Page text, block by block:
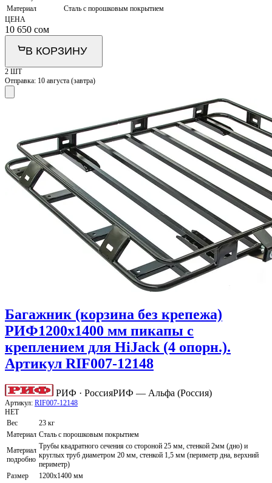
Материал
Сталь с порошковым покрытием
ЦЕНА
10 650 сом
В КОРЗИНУ
2 ШТ
Отправка: 10 августа (завтра)
Багажник (корзина без крепежа)
РИФ1200x1400 мм пикапы с
креплением для HiJack (4 опорн.).
Артикул RIF007-12148
РИФ · РоссияРИФ — Альфа (Россия)
Артикул: RIF007-12148
НЕТ
Вес
23 кг
Материал Сталь с порошковым покрытием
Материал
подробно
Трубы квадратного сечения со стороной 25 мм, стенкой 2мм (дно) и
круглых труб диаметром 20 мм, стенкой 1,5 мм (периметр дна, верхний
периметр)
Размер
1200х1400 мм